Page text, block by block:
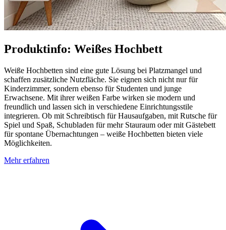
Produktinfo: Weißes Hochbett
Weiße Hochbetten sind eine gute Lösung bei Platzmangel und
schaffen zusätzliche Nutzfläche. Sie eignen sich nicht nur für
Kinderzimmer, sondern ebenso für Studenten und junge
Erwachsene. Mit ihrer weißen Farbe wirken sie modern und
freundlich und lassen sich in verschiedene Einrichtungsstile
integrieren. Ob mit Schreibtisch für Hausaufgaben, mit Rutsche für
Spiel und Spaß, Schubladen für mehr Stauraum oder mit Gästebett
für spontane Übernachtungen – weiße Hochbetten bieten viele
Möglichkeiten.
Mehr erfahren